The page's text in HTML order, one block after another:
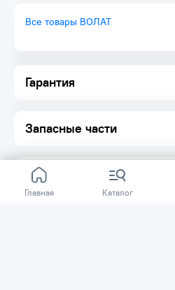
Главная Каталог
Гарантия
Запасные части
Все товары ВОЛАТ